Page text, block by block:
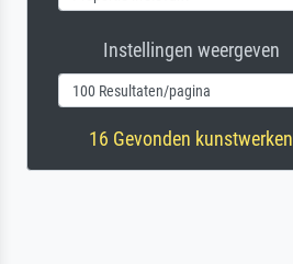
Instellingen weergeven
16 Gevonden kunstwerken